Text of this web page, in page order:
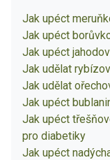
Jak upéct
Jak upéct
Jak upéct
Jak udělat
Jak udělat
Jak upéct
Jak upéct
pro diabetiky
Jak upéct